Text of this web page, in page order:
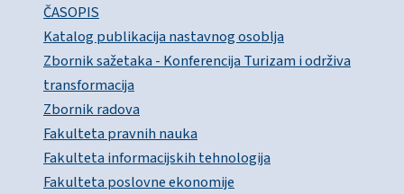
ČASOPIS
Katalog publikacija nastavnog osoblja
Zbornik sažetaka - Konferencija Turizam i održiva
transformacija
Zbornik radova
Fakulteta pravnih nauka
Fakulteta informacijskih tehnologija
Fakulteta poslovne ekonomije